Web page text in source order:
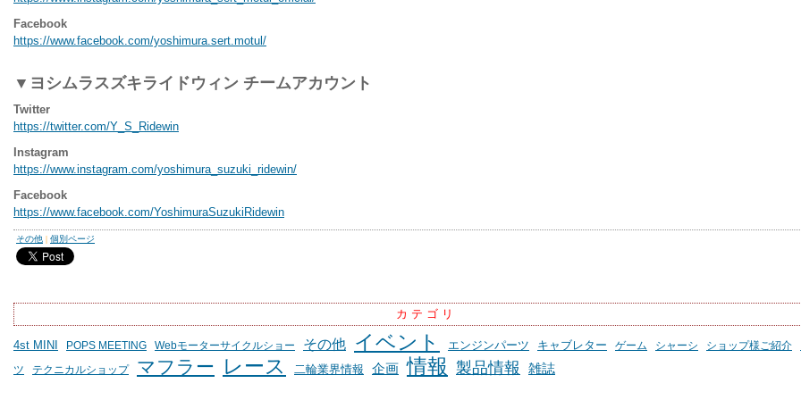
Facebook
https://www.facebook.com/yoshimura.sert.motul/
▼ヨシムラスズキライドウィン チームアカウント
Twitter
https://twitter.com/Y_S_Ridewin
Instagram
https://www.instagram.com/yoshimura_suzuki_ridewin/
Facebook
https://www.facebook.com/YoshimuraSuzukiRidewin
その他 | 個別ページ
カテゴリ
4st MINI POPS MEETING Webモーターサイクルショー その他 イベント エンジンパーツ キャブレター ゲーム シャーシ ショップ様ご紹介
ツ テクニカルショップ マフラー レース 二輪業界情報 企画 情報 製品情報 雑誌